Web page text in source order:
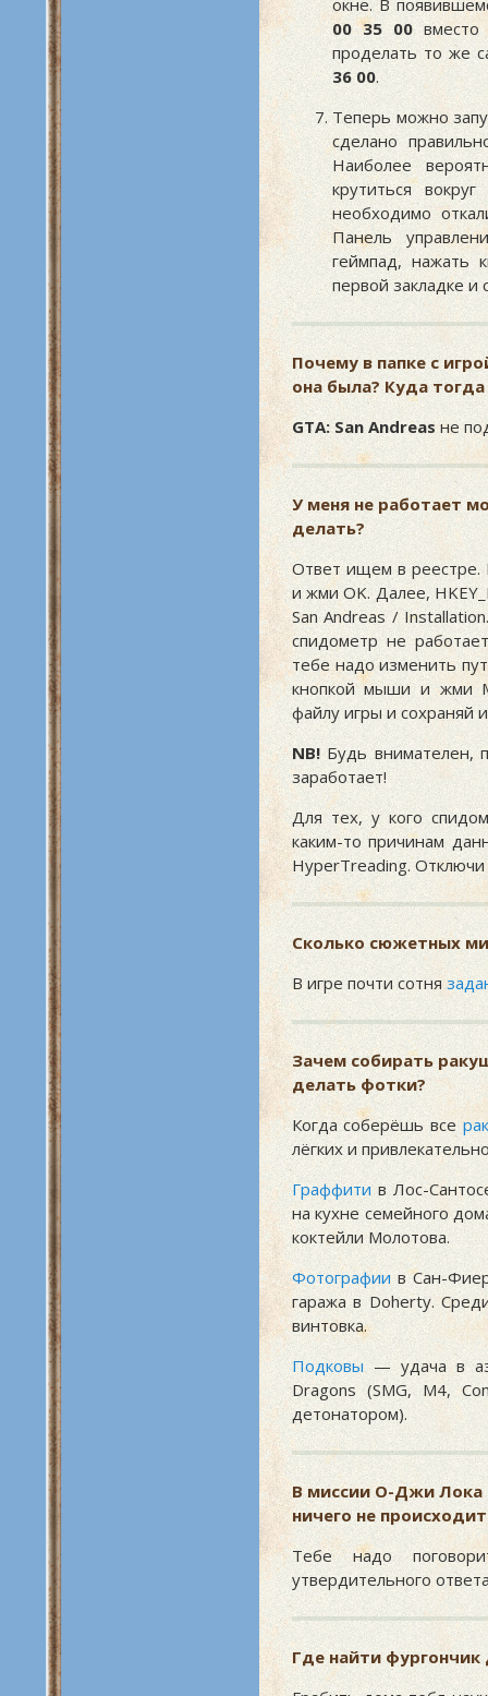
окне. В
00 35 00вместо
проделать то же
36 00.
Теперь можно
сделано
Наиболее
крутиться
необходимо
Панель
геймпад, нажать
первой закладке
Почему в папке с
она была? Куда
GTA: San Andreas не
У меня не работает
делать?
Ответ ищем в
и жми OK. Далее,
San Andreas /
спидометр не
тебе надо изменить
кнопкой мыши и жми
файлу игры и сохраняй
NB!Будь внимателен,
заработает!
Для тех, у кого
каким-то причинам
HyperTreading. Отключи
Сколько сюжетных
В игре почти сотня
Зачем собирать
делать фотки?
Когда соберёшь все
лёгких и
Граффити в Лос-
на кухне семейного
коктейли Молотова.
Фотографиив Сан-
гаража в Doherty.
винтовка.
Подковы— удача в
Dragons (SMG, M4,
детонатором).
В миссии О-Джи Лока
ничего не
Тебе надо
утвердительного
Где найти